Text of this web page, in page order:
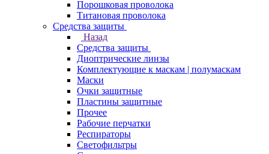
Порошковая проволока
Титановая проволока
Средства защиты
Назад
Средства защиты
Диоптрические линзы
Комплектующие к маскам | полумаскам
Маски
Очки защитные
Пластины защитные
Прочее
Рабочие перчатки
Респираторы
Светофильтры